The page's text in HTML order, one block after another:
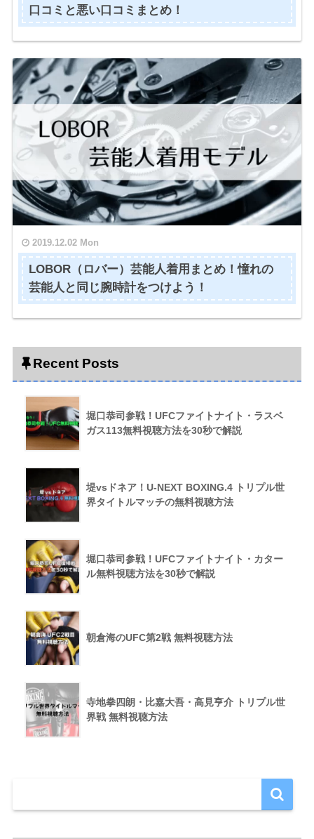
口コミと悪い口コミまとめ！
2019.12.02 Mon
LOBOR（ロバー）芸能人着用まとめ！憧れの
芸能人と同じ腕時計をつけよう！
Recent Posts
堀口恭司参戦！UFCファイトナイト・ラスベ
ガス113無料視聴方法を30秒で解説
堤vsドネア！U-NEXT BOXING.4 トリプル世
界タイトルマッチの無料視聴方法
堀口恭司参戦！UFCファイトナイト・カター
ル無料視聴方法を30秒で解説
朝倉海のUFC第2戦 無料視聴方法
寺地拳四朗・比嘉大吾・高見亨介 トリプル世
界戦 無料視聴方法